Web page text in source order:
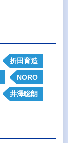
折田育造
NORO
井澤聡朗